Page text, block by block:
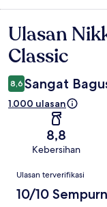
Ulasan
Ulasan
Classic
8,6 Sangat
1.000 ulasan
8,8
Kebersihan
Ulasan
Ulasan terverifikasi
10/10